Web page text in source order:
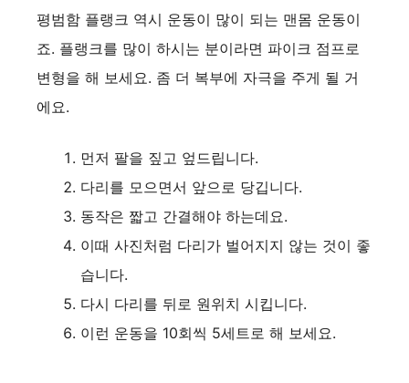
평범함 플랭크 역시 운동이 많이 되는 맨몸 운동이
죠. 플랭크를 많이 하시는 분이라면 파이크 점프로
변형을 해 보세요. 좀 더 복부에 자극을 주게 될 거
에요.
먼저 팔을 짚고 엎드립니다.
다리를 모으면서 앞으로 당깁니다.
동작은 짧고 간결해야 하는데요.
이때 사진처럼 다리가 벌어지지 않는 것이 좋
습니다.
다시 다리를 뒤로 원위치 시킵니다.
이런 운동을 10회씩 5세트로 해 보세요.